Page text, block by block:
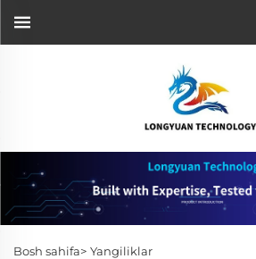
Bosh sahifa> Yangiliklar